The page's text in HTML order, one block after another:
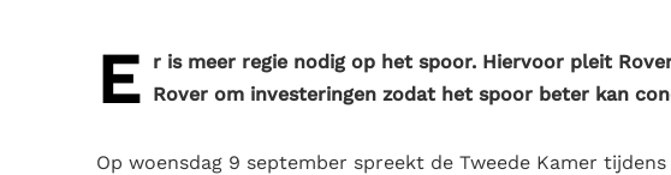
E r is meer regie nodig op het spoor. Hiervoor pleit
Rover om investeringen zodat het spoor beter kan
Op woensdag 9 september spreekt de Tweede Kamer